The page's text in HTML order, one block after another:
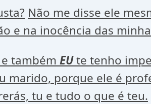
Não me disse ele
e na inocência das
também EUte tenho
marido, porque ele é
tu e tudo o que é teu.